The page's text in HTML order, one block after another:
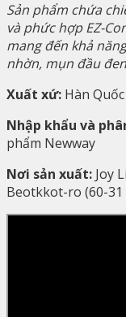
Sản phẩm chứa
và phức hợp EZ-
mang đến khả
nhờn, mụn đầu
Xuất xứ: Hàn Quốc
Nhập khẩu và
phẩm Newway
Nơi sản xuất: Joy
Beotkkot-ro (60-31